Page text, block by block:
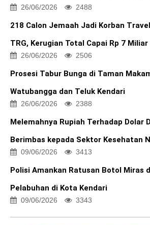
26/06/2026 2488
218 Calon Jemaah Jadi Korban
TRG, Kerugian Total Capai Rp 7 Miliar
26/06/2026 2506
Prosesi Tabur Bunga di Taman
Watubangga dan Teluk Kendari
26/06/2026 2388
Melemahnya Rupiah Terhadap Dolar
Berimbas kepada Sektor Kesehatan
09/06/2026 3413
Polisi Amankan Ratusan Botol Miras
Pelabuhan di Kota Kendari
09/06/2026 3343